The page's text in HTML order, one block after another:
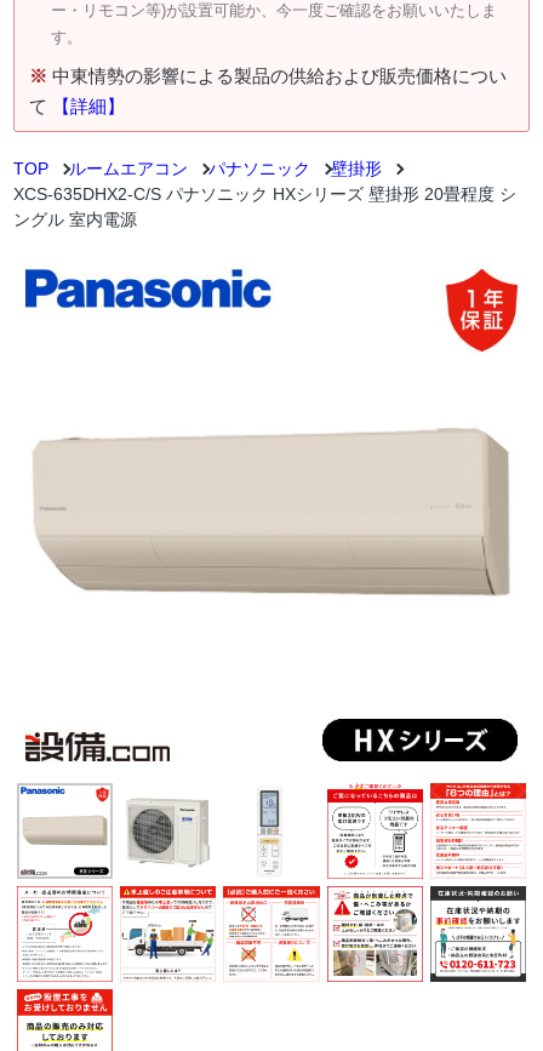
ー・リモコン等)が設置可能か、今一度ご確認をお願いいたしま
す。
※ 中東情勢の影響による製品の供給および販売価格につい
て
【詳細】
TOP ルームエアコン パナソニック
壁掛形
XCS-635DHX2-C/S パナソニック HXシリーズ 壁掛形 20畳程度 シ
ングル 室内電源